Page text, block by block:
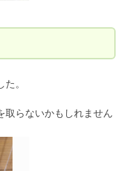
。
取らないかもしれません